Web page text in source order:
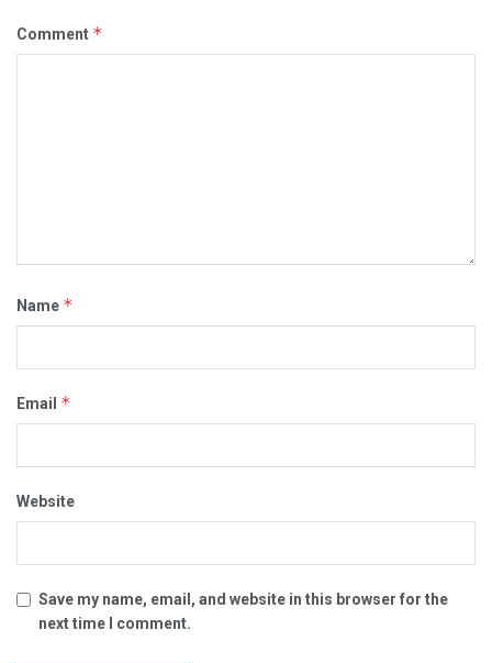
Comment *
Name *
Email *
Website
Save my name, email, and website in this browser for the
next time I comment.